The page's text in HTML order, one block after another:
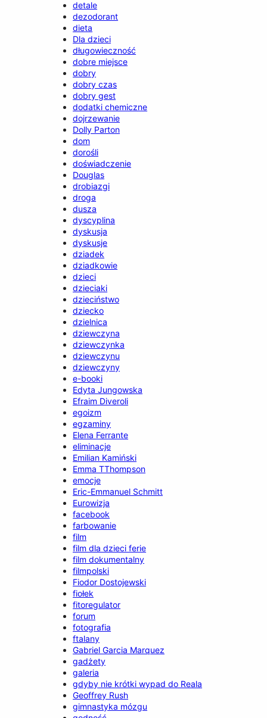
detale
dezodorant
dieta
Dla dzieci
długowieczność
dobre miejsce
dobry
dobry czas
dobry gest
dodatki chemiczne
dojrzewanie
Dolly Parton
dom
dorośli
doświadczenie
Douglas
drobiazgi
droga
dusza
dyscyplina
dyskusja
dyskusje
dziadek
dziadkowie
dzieci
dzieciaki
dzieciństwo
dziecko
dzielnica
dziewczyna
dziewczynka
dziewczynu
dziewczyny
e-booki
Edyta Jungowska
Efraim Diveroli
egoizm
egzaminy
Elena Ferrante
eliminacje
Emilian Kamiński
Emma TThompson
emocje
Eric-Emmanuel Schmitt
Eurowizja
facebook
farbowanie
film
film dla dzieci ferie
film dokumentalny
filmpolski
Fiodor Dostojewski
fiołek
fitoregulator
forum
fotografia
ftalany
Gabriel Garcia Marquez
gadżety
galeria
gdyby nie krótki wypad do Reala
Geoffrey Rush
gimnastyka mózgu